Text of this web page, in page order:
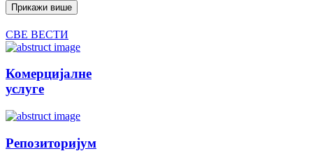
Прикажи више
СВЕ ВЕСТИ
Комерцијалне
услуге
Репозиторијум